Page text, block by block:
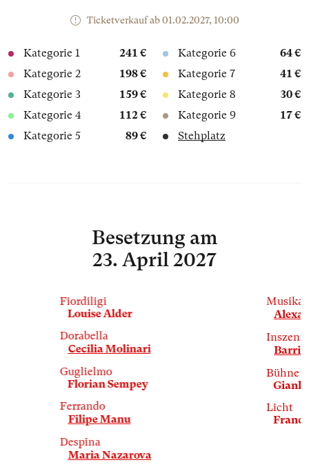
Ticketverkauf ab 01.02.2027, 10:00
Kategorie 1
241 €
Kategorie 2
198 €
Kategorie 3
159 €
Kategorie 4
112 €
Kategorie 5
89 €
Kategorie 6
64 €
Kategorie 7
41 €
Kategorie 8
30 €
Kategorie 9
17 €
Stehplatz
Besetzung am
23. April 2027
Fiordiligi
Louise Alder
Dorabella
Cecilia Molinari
Guglielmo
Florian Sempey
Ferrando
Filipe Manu
Despina
Maria Nazarova
Barrie
Bühne
Licht